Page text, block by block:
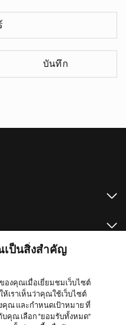
บันทึก
โนวาร์ตีส
เป็นสิ่งสำคัญ
องคุณเมื่อเยี่ยมชมเว็บไซต์
ห้เราเห็นว่าคุณใช้เว็บไซต์
คุณ และกำหนดเป้าหมาย ที่
บคุณ เลือก "ยอมรับทั้งหมด"